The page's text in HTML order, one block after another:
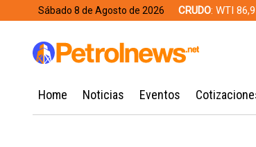
Sábado 8 de Agosto de 2026 CRUDO: WTI
Home Noticias Eventos